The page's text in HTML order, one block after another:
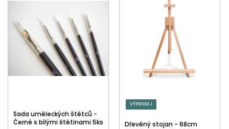
Sada uměleckých štětců -
Černé s bílými štětinami 5ks
VÝPRODEJ
Dřevěný stojan - 68cm